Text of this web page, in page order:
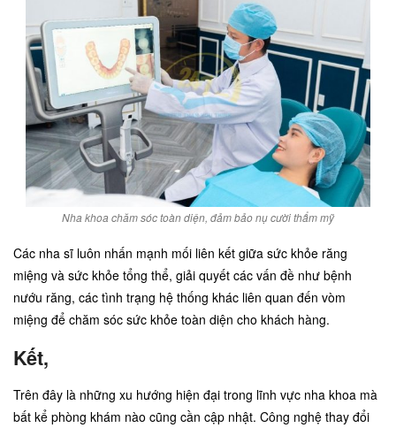
Nha khoa chăm sóc toàn diện, đảm bảo nụ cười thẩm mỹ
Các nha sĩ luôn nhấn mạnh mối liên kết giữa sức khỏe răng
miệng và sức khỏe tổng thể, giải quyết các vấn đề như bệnh
nướu răng, các tình trạng hệ thống khác liên quan đến vòm
miệng để chăm sóc sức khỏe toàn diện cho khách hàng.
Kết,
Trên đây là những xu hướng hiện đại trong lĩnh vực nha khoa mà
bất kể phòng khám nào cũng cần cập nhật. Công nghệ thay đổi